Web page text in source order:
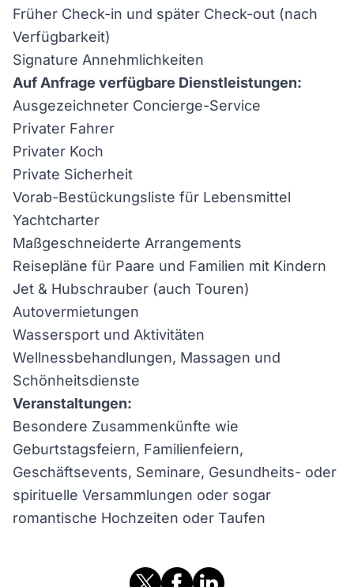
Früher Check-in und später Check-out (nach
Verfügbarkeit)
Signature Annehmlichkeiten
Auf Anfrage verfügbare Dienstleistungen:
Ausgezeichneter Concierge-Service
Privater Fahrer
Privater Koch
Private Sicherheit
Vorab-Bestückungsliste für Lebensmittel
Yachtcharter
Maßgeschneiderte Arrangements
Reisepläne für Paare und Familien mit Kindern
Jet & Hubschrauber (auch Touren)
Autovermietungen
Wassersport und Aktivitäten
Wellnessbehandlungen, Massagen und
Schönheitsdienste
Veranstaltungen:
Besondere Zusammenkünfte wie
Geburtstagsfeiern, Familienfeiern,
Geschäftsevents, Seminare, Gesundheits- oder
spirituelle Versammlungen oder sogar
romantische Hochzeiten oder Taufen